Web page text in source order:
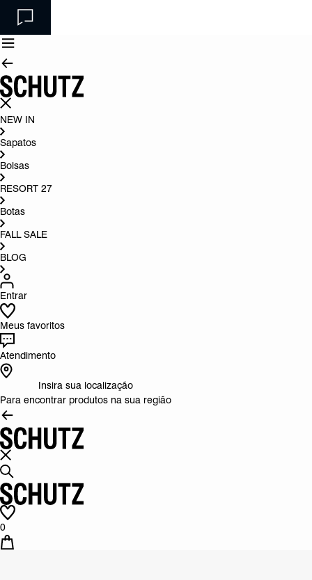
NEW IN
Sapatos
Bolsas
RESORT 27
Botas
FALL SALE
BLOG
Entrar
Meus favoritos
Atendimento
Insira sua localização
Para encontrar produtos na sua região
0